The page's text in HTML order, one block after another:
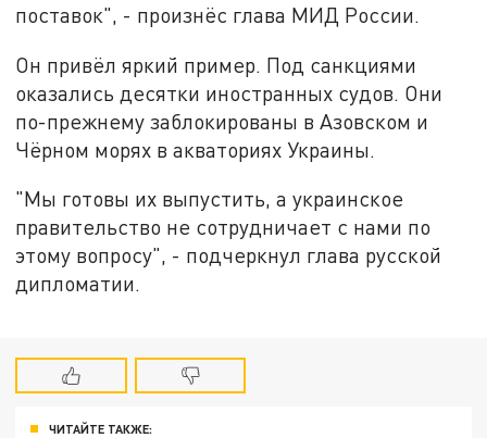
поставок", - произнёс глава МИД России.
Он привёл яркий пример. Под санкциями
оказались десятки иностранных судов. Они
по-прежнему заблокированы в Азовском и
Чёрном морях в акваториях Украины.
"Мы готовы их выпустить, а украинское
правительство не сотрудничает с нами по
этому вопросу", - подчеркнул глава русской
дипломатии.
ЧИТАЙТЕ ТАКЖЕ: